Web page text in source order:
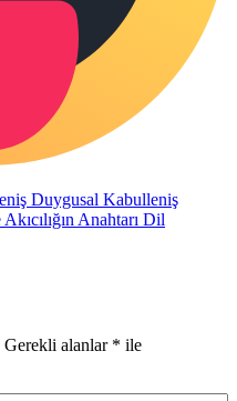
Duygusal Kabulleniş
Dil
Gerekli alanlar * ile